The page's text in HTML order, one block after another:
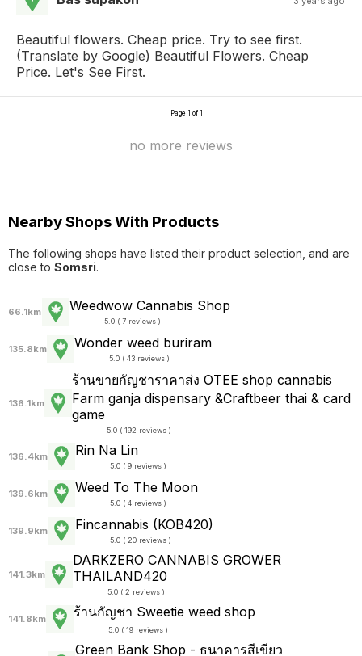
Beautiful flowers. Cheap price. Try to see first.
(Translate by Google) Beautiful Flowers. Cheap
Price. Let's See First.
Page 1 of 1
no more reviews
Nearby Shops With Products
The following shops have listed their product selection, and are
close to Somsri.
66.1km Weedwow Cannabis Shop
5.0 ( 7 reviews )
135.8km Wonder weed buriram
5.0 ( 43 reviews )
136.1km
ร้านขายกัญชาราคาส่ง OTEE shop cannabis
Farm ganja dispensary &Craftbeer thai & card
game
5.0 ( 192 reviews )
136.4km Rin​ Na Lin
5.0 ( 9 reviews )
139.6km Weed To The Moon
5.0 ( 4 reviews )
139.9km Fincannabis (KOB420)
5.0 ( 20 reviews )
141.3km
DARKZERO CANNABIS GROWER
THAILAND420
5.0 ( 2 reviews )
141.8km ร้านกัญชา Sweetie weed shop
5.0 ( 19 reviews )
Green Bank Shop - ธนาคารสีเขียว